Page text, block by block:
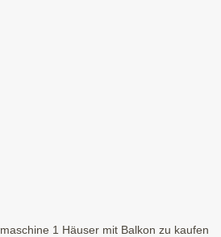
1 Häuser mit Balkon zu kaufen